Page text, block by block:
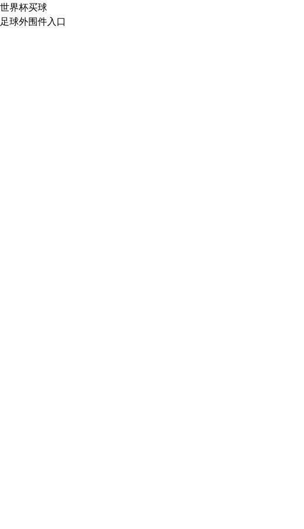
世界杯买球
足球外围件入口